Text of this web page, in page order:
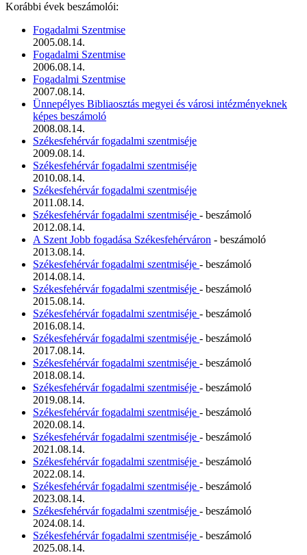
Korábbi évek beszámolói:
Fogadalmi Szentmise
2005.08.14.
Fogadalmi Szentmise
2006.08.14.
Fogadalmi Szentmise
2007.08.14.
Ünnepélyes Bibliaosztás megyei és városi intézményeknek
képes beszámoló
2008.08.14.
Székesfehérvár fogadalmi szentmiséje
2009.08.14.
Székesfehérvár fogadalmi szentmiséje
2010.08.14.
Székesfehérvár fogadalmi szentmiséje
2011.08.14.
Székesfehérvár fogadalmi szentmiséje - beszámoló
2012.08.14.
A Szent Jobb fogadása Székesfehérváron - beszámoló
2013.08.14.
Székesfehérvár fogadalmi szentmiséje - beszámoló
2014.08.14.
Székesfehérvár fogadalmi szentmiséje - beszámoló
2015.08.14.
Székesfehérvár fogadalmi szentmiséje - beszámoló
2016.08.14.
Székesfehérvár fogadalmi szentmiséje - beszámoló
2017.08.14.
Székesfehérvár fogadalmi szentmiséje - beszámoló
2018.08.14.
Székesfehérvár fogadalmi szentmiséje - beszámoló
2019.08.14.
Székesfehérvár fogadalmi szentmiséje - beszámoló
2020.08.14.
Székesfehérvár fogadalmi szentmiséje - beszámoló
2021.08.14.
Székesfehérvár fogadalmi szentmiséje - beszámoló
2022.08.14.
Székesfehérvár fogadalmi szentmiséje - beszámoló
2023.08.14.
Székesfehérvár fogadalmi szentmiséje - beszámoló
2024.08.14.
Székesfehérvár fogadalmi szentmiséje - beszámoló
2025.08.14.